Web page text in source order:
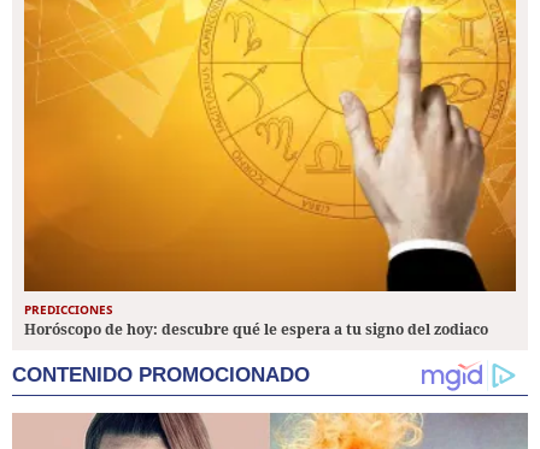
PREDICCIONES
Horóscopo de hoy: descubre qué le espera a tu signo del zodiaco
CONTENIDO PROMOCIONADO